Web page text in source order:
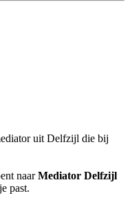
uit Delfzijl die bij
naarMediator Delfzijl
past.